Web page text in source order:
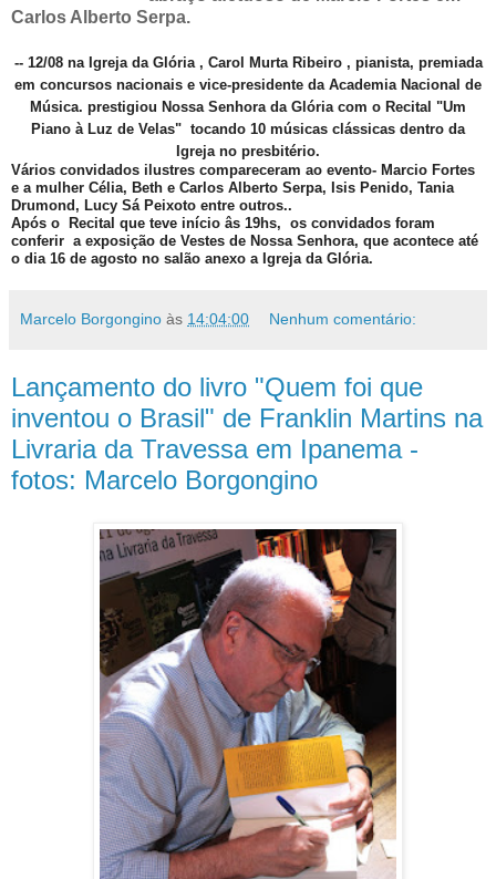
Carlos Alberto Serpa.
-- 12/08 na Igreja da Glória , Carol Murta Ribeiro , pianista, premiada
em concursos nacionais e vice-presidente da Academia Nacional de
Música. prestigiou Nossa Senhora da Glória com o Recital "Um
Piano à Luz de Velas" tocando 10 músicas clássicas dentro da
Igreja no presbitério.
Vários convidados ilustres compareceram ao evento- Marcio Fortes
e a mulher Célia, Beth e Carlos Alberto Serpa, Isis Penido, Tania
Drumond, Lucy Sá Peixoto entre outros..
Após o Recital que teve início âs 19hs, os convidados foram
conferir a exposição de Vestes de Nossa Senhora, que acontece até
o dia 16 de agosto no salão anexo a Igreja da Glória.
Marcelo Borgongino às 14:04:00 Nenhum comentário:
Lançamento do livro "Quem foi que
inventou o Brasil" de Franklin Martins na
Livraria da Travessa em Ipanema -
fotos: Marcelo Borgongino